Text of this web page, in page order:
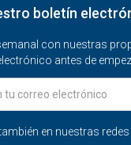
boletín
con nuestras
antes de
en nuestras